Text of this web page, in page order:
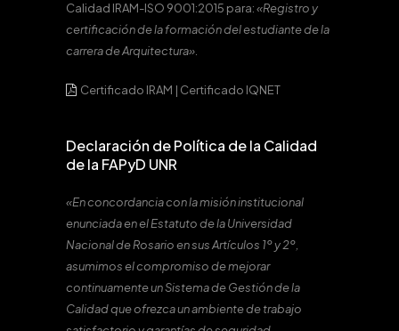
Calidad IRAM-ISO 9001:2015 para:«Registro y
certificación de la formación del estudiante de la
carrera de Arquitectura».
Certificado IRAM | Certificado IQNET
Declaración de Política de la Calidad
de la FAPyD UNR
«En concordancia con la misión institucional
enunciada en el Estatuto de la Universidad
Nacional de Rosario en sus Artículos 1º y 2º,
asumimos el compromiso de mejorar
continuamente un Sistema de Gestión de la
Calidad que ofrezca un ambiente de trabajo